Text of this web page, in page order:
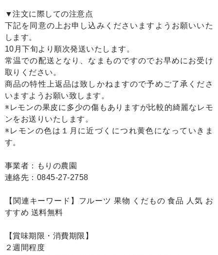
▼注文に際しての注意点
下記を同意の上お申し込みくださいますようお願いいた
します。
10月下旬より順次発送いたします。
常温での配送となり、なまものですのでお早めにお受け
取りください。
商品の特性上返品は致しかねますので予めご了承くださ
いますようお願い致します。
※レモンの果皮に多少の傷もありますが比較的綺麗なレモ
ンをお送りいたします。
※レモンの色は１月に近づくにつれ黄色になっていきま
す。
事業者：もりの農園
連絡先：0845-27-2758
【関連キーワード】フルーツ 果物 くだもの 食品 人気 お
すすめ 送料無料
【賞味期限・消費期限】
２週間程度